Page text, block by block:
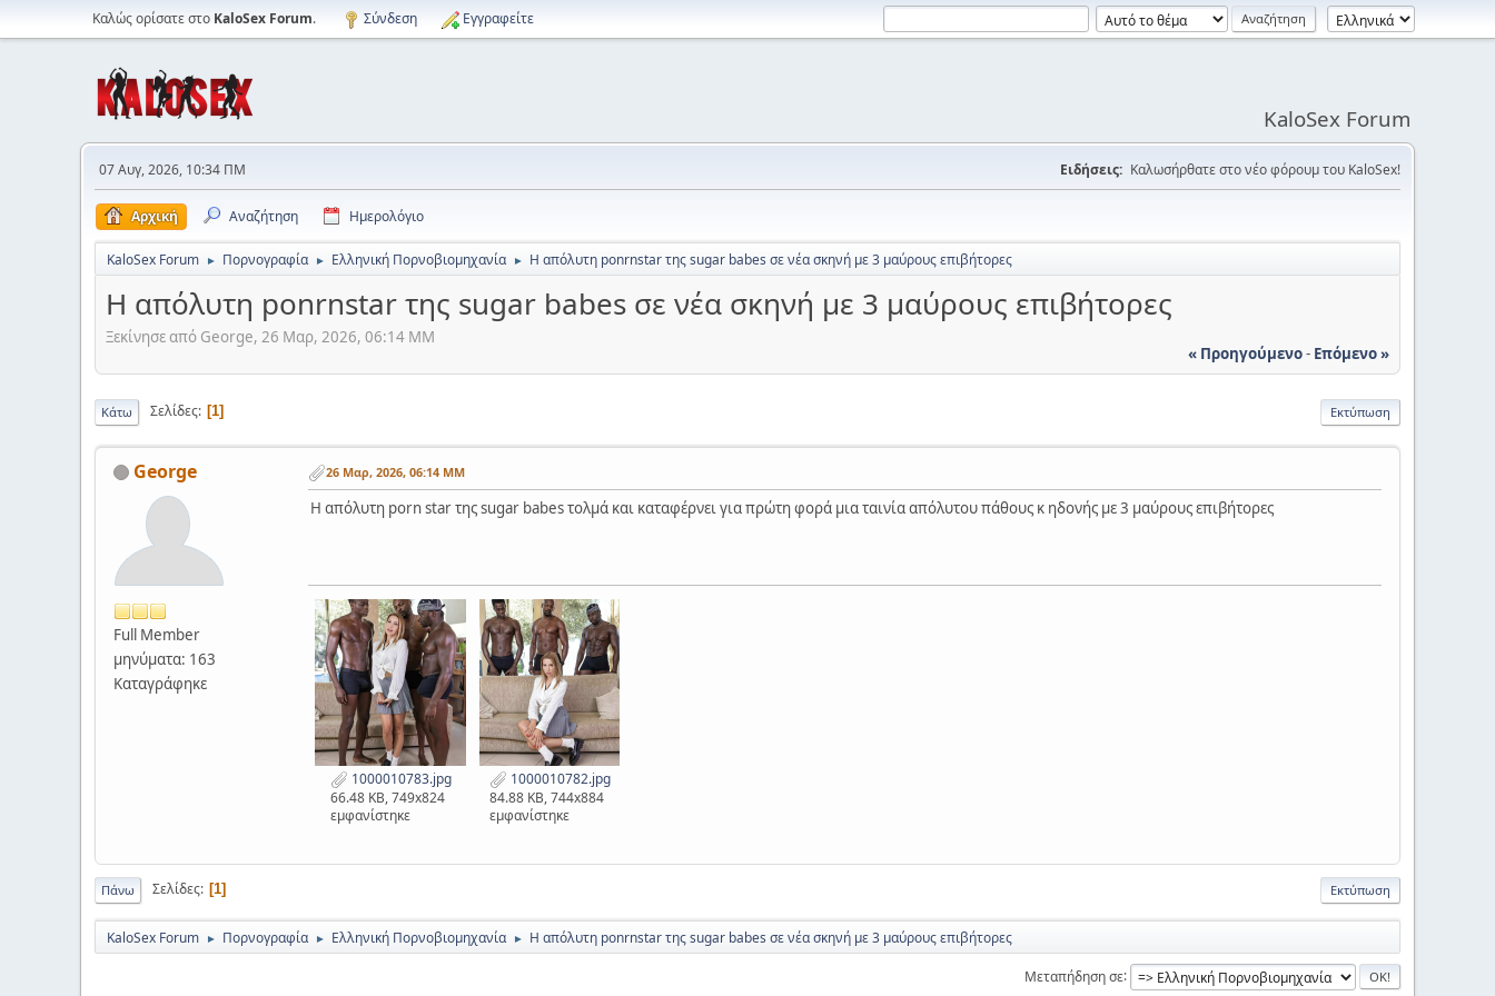
Καλώς ορίσατε στο KaloSex Forum. Σύνδεση Εγγραφείτε
KaloSex Forum
07 Αυγ, 2026, 10:34 ΠΜ Ειδήσεις: Καλωσήρθατε στο νέο φόρουμ του KaloSex!
Αρχική Αναζήτηση Ημερολόγιο
KaloSex Forum ► Πορνογραφία ► Ελληνική Πορνοβιομηχανία ► Η απόλυτη ponrnstar της sugar babes σε νέα σκηνή με 3 μαύρους επιβήτορες
Η απόλυτη ponrnstar της sugar babes σε νέα σκηνή με 3 μαύρους επιβήτορες
Ξεκίνησε από George, 26 Μαρ, 2026, 06:14 ΜΜ
« Προηγούμενο- Επόμενο »
Εκτύπωση
Κάτω Σελίδες 1
George
Full Member
μηνύματα: 163
Καταγράφηκε
26 Μαρ, 2026, 06:14 ΜΜ
Η απόλυτη porn star της sugar babes τολμά και καταφέρνει για πρώτη φορά μια ταινία απόλυτου πάθους κ ηδονής με 3 μαύρους επιβήτορες
1000010783.jpg
66.48 KB, 749x824
εμφανίστηκε
1000010782.jpg
84.88 KB, 744x884
εμφανίστηκε
Εκτύπωση
Πάνω Σελίδες 1
KaloSex Forum ► Πορνογραφία ► Ελληνική Πορνοβιομηχανία ► Η απόλυτη ponrnstar της sugar babes σε νέα σκηνή με 3 μαύρους επιβήτορες
Μεταπήδηση σε